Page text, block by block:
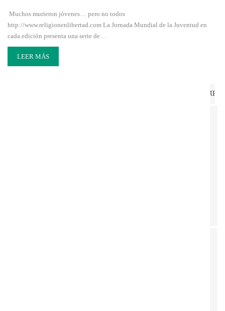
Muchos murieron jóvenes… pero no todos
http://www.religionenlibertad.com La Jornada Mundial de la Juventud en
cada edición presenta una serie de…
LEER MÁS